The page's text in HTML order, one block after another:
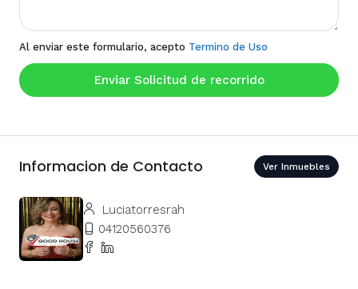
Al enviar este formulario, acepto Termino de Uso
Enviar Solicitud de recorrido
Informacion de Contacto Ver Inmuebles
Luciatorresrah
04120560376